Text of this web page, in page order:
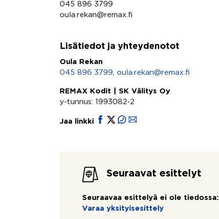
045 896 3799
oula.rekan@remax.fi
Lisätiedot ja yhteydenotot
Oula Rekan
045 896 3799
oula.rekan@remax.fi
REMAX Kodit | SK Välitys Oy
y-tunnus: 1993082-2
Jaa linkki
Seuraavat esittelyt
Seuraavaa esittelyä ei ole tiedossa:
Varaa yksityisesittely